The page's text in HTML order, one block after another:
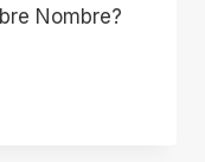
Nombre?